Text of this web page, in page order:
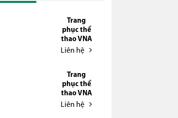
Trang
phục thể
thao VNA
Liên hệ
Trang
phục thể
thao VNA
Liên hệ